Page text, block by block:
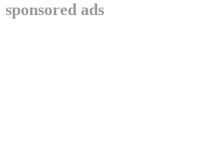
sponsored ads